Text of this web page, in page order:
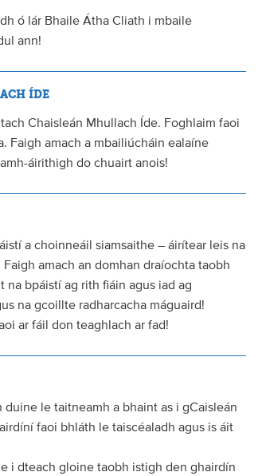
ó lár Bhaile Átha Cliath i mbaile
ann!
ÍDE
Chaisleán Mhullach Íde. Foghlaim faoi
Faigh amach a mbailiúcháin ealaíne
áirithigh do chuairt anois!
a choinneáil siamsaithe – áirítear leis na
amach an domhan draíochta taobh
na bpáistí ag rith fiáin agus iad ag
na gcoillte radharcacha máguaird!
ar fáil don teaghlach ar fad!
le taitneamh a bhaint as i gCaisleán
faoi bhláth le taiscéaladh agus is áit
i dteach gloine taobh istigh den ghairdín